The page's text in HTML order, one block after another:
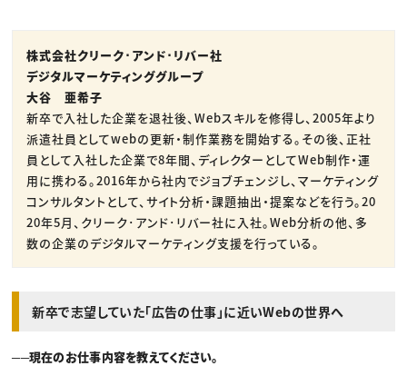
株式会社クリーク･アンド･リバー社
デジタルマーケティンググループ
大谷 亜希子
新卒で入社した企業を退社後、Webスキルを修得し、2005年より
派遣社員としてwebの更新・制作業務を開始する。その後、正社
員として入社した企業で8年間、ディレクターとしてWeb制作・運
用に携わる。2016年から社内でジョブチェンジし、マーケティング
コンサルタントとして、サイト分析・課題抽出・提案などを行う。20
20年5月、クリーク･アンド･リバー社に入社。Web分析の他、多
数の企業のデジタルマーケティング支援を行っている。
新卒で志望していた「広告の仕事」に近いWebの世界へ
──現在のお仕事内容を教えてください。